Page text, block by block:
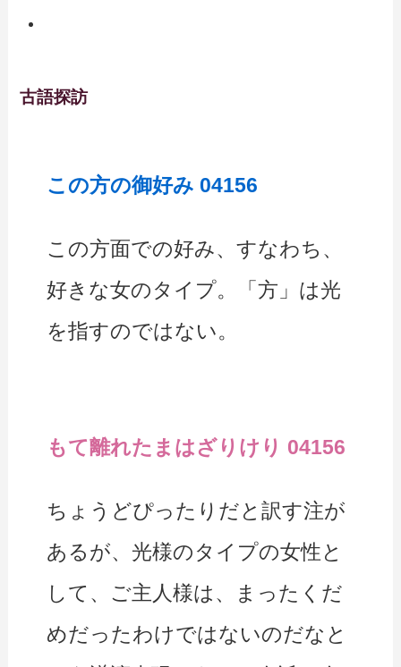
古語探訪
この方の御好み 04156
この方面での好み、すなわち、
好きな女のタイプ。「方」は光
を指すのではない。
もて離れたまはざりけり 04156
ちょうどぴったりだと訳す注が
あるが、光様のタイプの女性と
して、ご主人様は、まったくだ
めだったわけではないのだなと